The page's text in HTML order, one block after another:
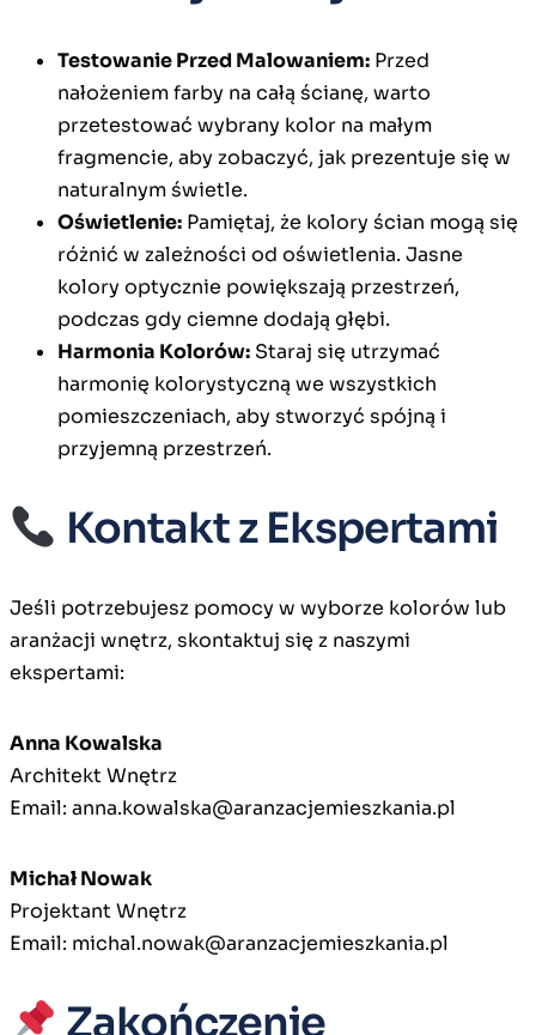
Testowanie Przed Malowaniem: Przed
nałożeniem farby na całą ścianę, warto
przetestować wybrany kolor na małym
fragmencie, aby zobaczyć, jak prezentuje się w
naturalnym świetle.
Oświetlenie: Pamiętaj, że kolory ścian mogą się
różnić w zależności od oświetlenia. Jasne
kolory optycznie powiększają przestrzeń,
podczas gdy ciemne dodają głębi.
Harmonia Kolorów: Staraj się utrzymać
harmonię kolorystyczną we wszystkich
pomieszczeniach, aby stworzyć spójną i
przyjemną przestrzeń.
Kontakt z Ekspertami
Jeśli potrzebujesz pomocy w wyborze kolorów lub
aranżacji wnętrz, skontaktuj się z naszymi
ekspertami:
Anna Kowalska
Architekt Wnętrz
Email: anna.kowalska@aranzacjemieszkania.pl
Michał Nowak
Projektant Wnętrz
Email: michal.nowak@aranzacjemieszkania.pl
Zakończenie